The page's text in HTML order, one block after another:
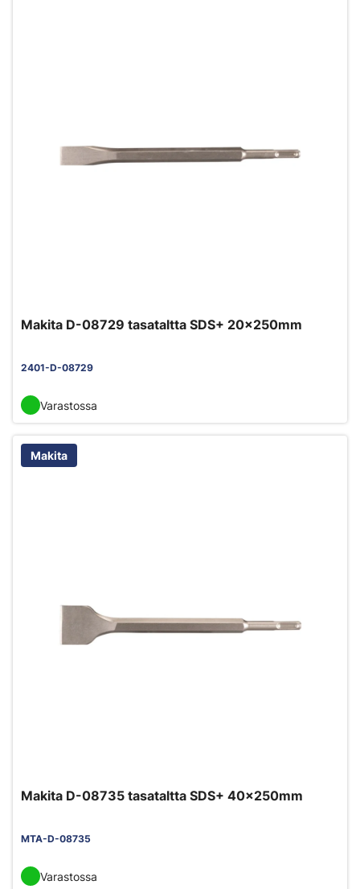
Makita D-08729 tasataltta SDS+ 20x250mm
2401-D-08729
Varastossa
Makita
Makita D-08735 tasataltta SDS+ 40x250mm
MTA-D-08735
Varastossa